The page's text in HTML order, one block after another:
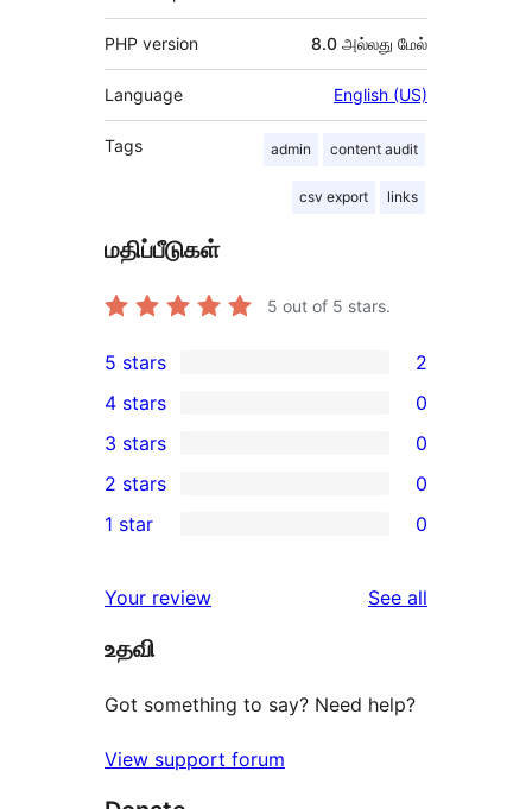
PHP version 8.0 அல்லது மேல்
Language English (US)
Tags admin content audit
csv export links
மதிப்பீடுகள்
5 out of 5 stars.
2
5-
star
reviews
5 stars 2
4-
star
reviews
4 stars 0
0
3-
star
3 stars 0
2-
reviews
2 stars 0
star
reviews
1 star 0
Your review See all
உதவி
Got something to say? Need help?
View support forum